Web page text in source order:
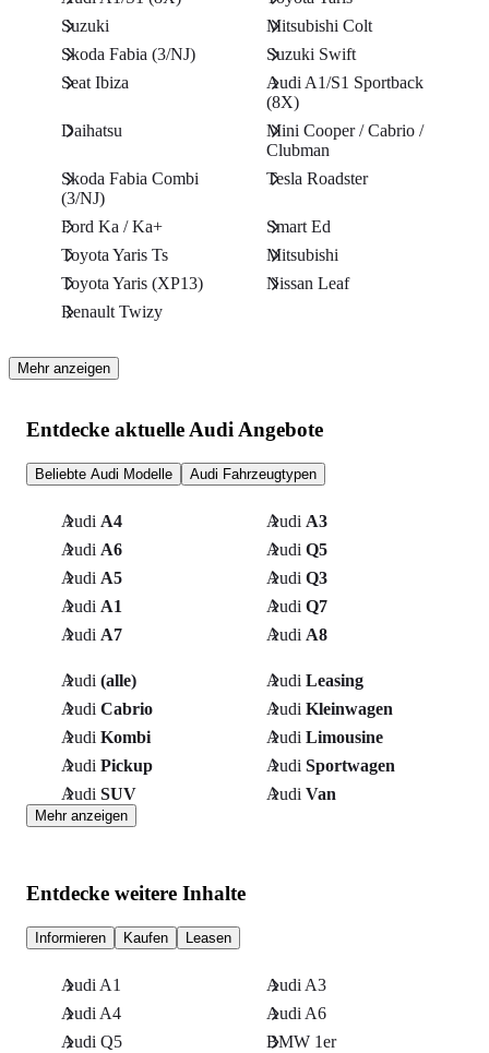
Suzuki
Mitsubishi Colt
Skoda Fabia (3/NJ)
Suzuki Swift
Seat Ibiza
Audi A1/S1 Sportback
(8X)
Daihatsu
Mini Cooper / Cabrio /
Clubman
Skoda Fabia Combi
(3/NJ)
Tesla Roadster
Ford Ka / Ka+
Smart Ed
Toyota Yaris Ts
Mitsubishi
Toyota Yaris (XP13)
Nissan Leaf
Renault Twizy
Mehr anzeigen
Entdecke aktuelle Audi Angebote
Beliebte Audi Modelle Audi Fahrzeugtypen
Audi A4 Audi A3
Audi A6 Audi Q5
Audi A5 Audi Q3
Audi A1 Audi Q7
Audi A7 Audi A8
Audi (alle) Audi Leasing
Audi Cabrio Audi Kleinwagen
Audi Kombi Audi Limousine
Audi Pickup Audi Sportwagen
Audi SUV Audi Van
Mehr anzeigen
Entdecke weitere Inhalte
Informieren Kaufen Leasen
Audi A1
Audi A3
Audi A4
Audi A6
Audi Q5
BMW 1er